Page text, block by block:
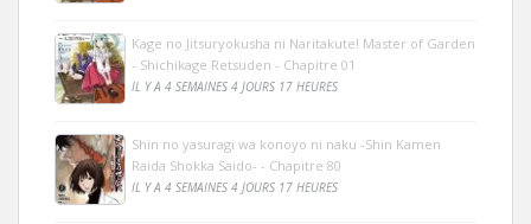
Kage no Jitsuryokusha ni Naritakute! Master of Garden
- Shichikage Retsuden - Chapitre 01
IL Y A 4 SEMAINES 4 JOURS 17 HEURES
Shin no yasuragi wa konoyo ni naku -Shin Kamen
Raida Shokka Saido- - Chapitre 80
IL Y A 4 SEMAINES 4 JOURS 17 HEURES